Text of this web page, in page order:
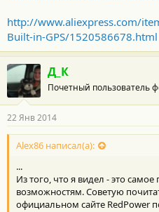
http://www.aliexpress.com/
Built-in-GPS/1520586678.html
Д_К
Почетный пользователь
22 Янв 2014
Alex86 написал(а):
...
Из того, что я видел - это
возможностям. Советую
официальном сайте RedPower